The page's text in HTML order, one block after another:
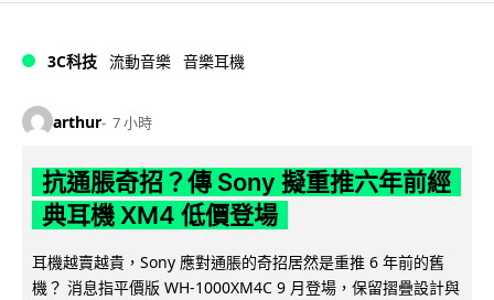
3C科技 流動音樂 音樂耳機
arthur 7 小時
抗通脹奇招？傳 Sony 擬重推六年前經
典耳機 XM4 低價登場
耳機越賣越貴，Sony 應對通脹的奇招居然是重推 6 年前的舊
機？ 消息指平價版 WH-1000XM4C 9 月登場，保留摺疊設計與